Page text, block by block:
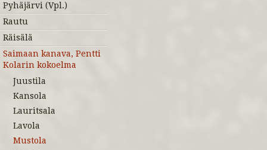
Pyhäjärvi (Vpl.)
Rautu
Räisälä
Saimaan kanava, Pentti
Kolarin kokoelma
Juustila
Kansola
Lauritsala
Lavola
Mustola